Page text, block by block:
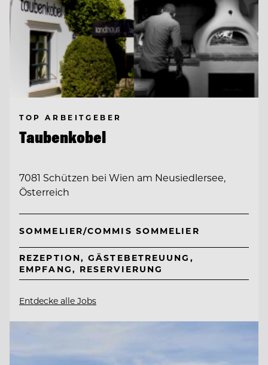
TOP ARBEITGEBER
Taubenkobel
7081 Schützen bei Wien am Neusiedlersee,
Österreich
SOMMELIER/COMMIS SOMMELIER
REZEPTION, GÄSTEBETREUUNG,
EMPFANG, RESERVIERUNG
Entdecke alle Jobs